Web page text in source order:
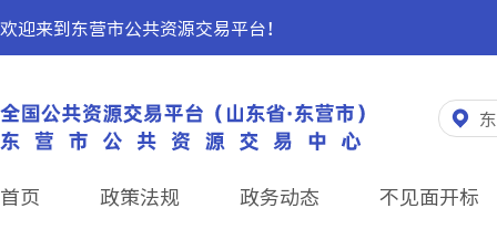
欢迎来到东营市公共资源交易平台！
首页 政策法规 政务动态 不见面开标